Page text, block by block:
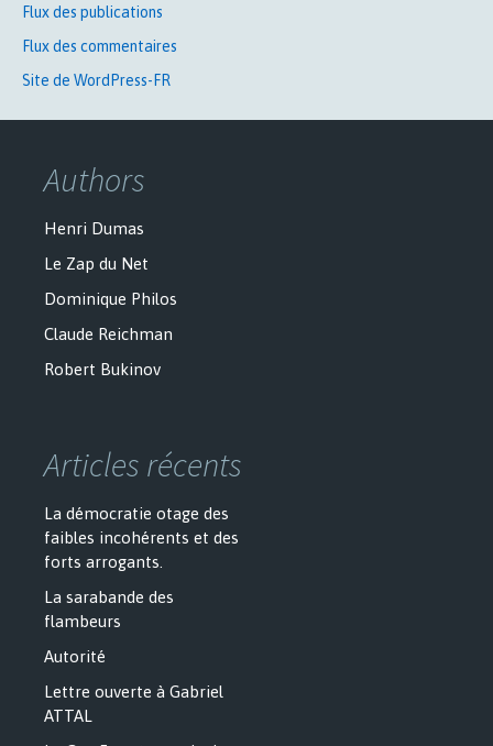
Flux des publications
Flux des commentaires
Site de WordPress-FR
Authors
Henri Dumas
Le Zap du Net
Dominique Philos
Claude Reichman
Robert Bukinov
Articles récents
La démocratie otage des
faibles incohérents et des
forts arrogants.
La sarabande des
flambeurs
Autorité
Lettre ouverte à Gabriel
ATTAL